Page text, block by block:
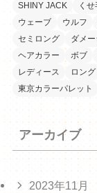
SHINY JACK く
ウェーブ
ウルフ
セミロング
ダメ
ヘアカラー
ボブ
レディース
ロング
東京カラーパレット
アーカイブ
2023年11月